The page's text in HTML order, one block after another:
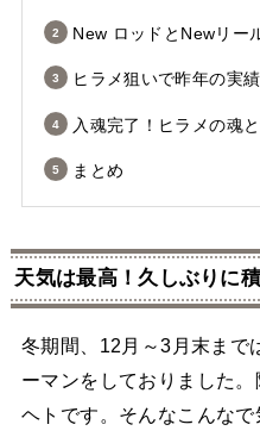
New ロッドとNewリー
ヒラメ狙いで昨年の実
入魂完了！ヒラメの魂
まとめ
天気は最高！久しぶりに
冬期間、12月～3月末まで
ーマンをしておりました
ヘトです。そんなこんなで